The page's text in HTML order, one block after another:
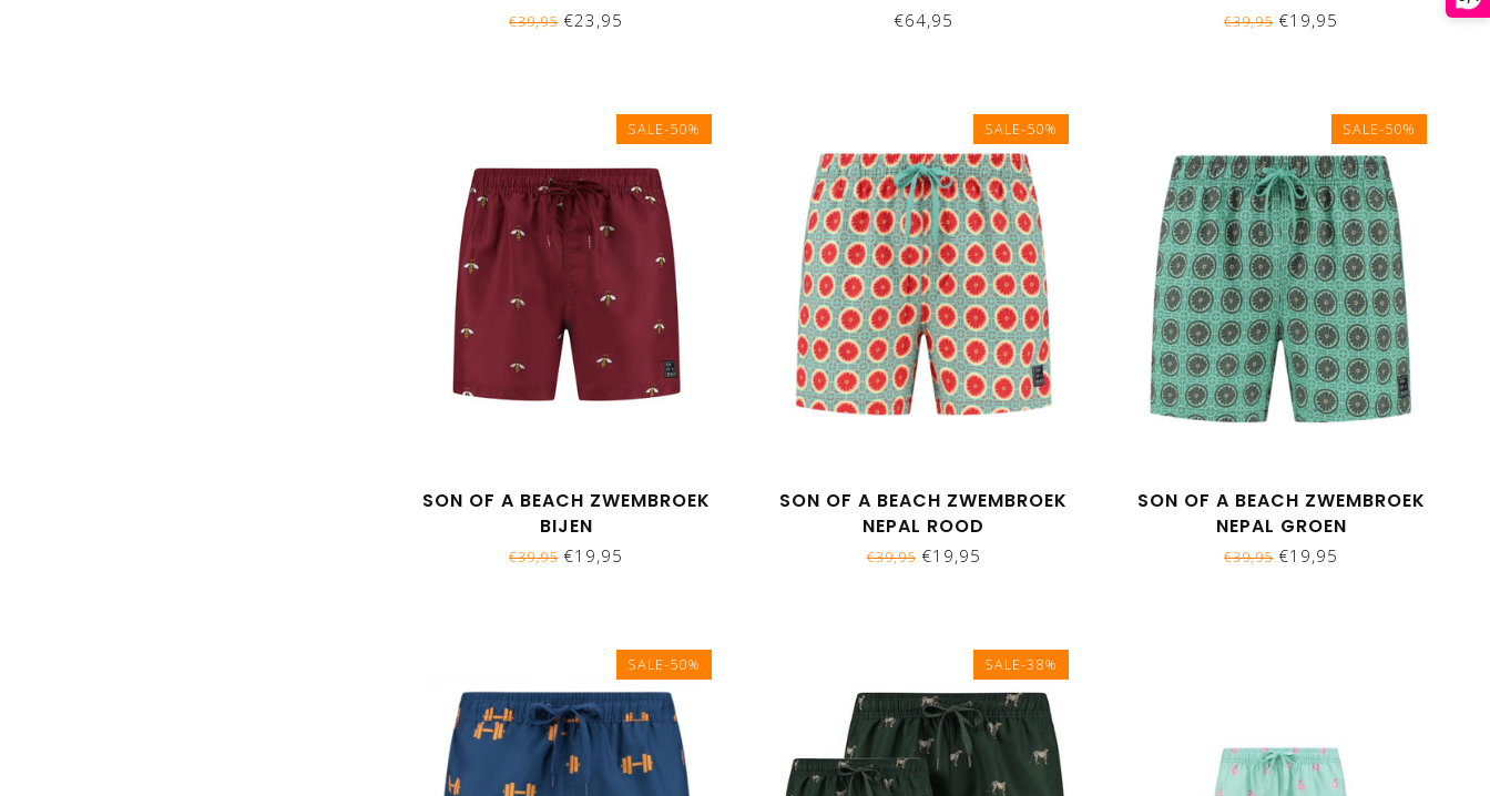
€39,95€23,95
ZWEMBROEKEN - FLAMINGO
€64,95 €39,95€19,95
SALE-50%
SON OF A BEACH ZWEMBROEK
BIJEN
€39,95€19,95
SALE-50%
SON OF A BEACH ZWEMBROEK
NEPAL ROOD
€39,95€19,95
SALE-50%
SON OF A BEACH ZWEMBROEK
NEPAL GROEN
€39,95€19,95
SALE-50% SALE-38%